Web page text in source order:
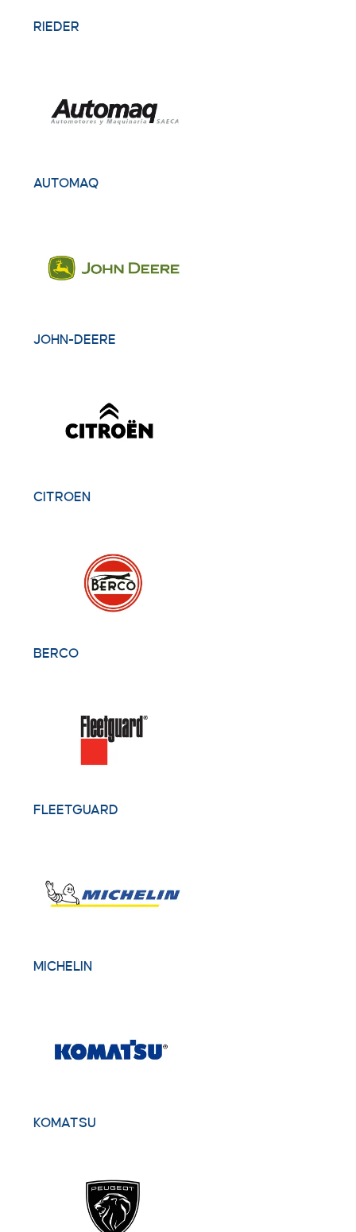
RIEDER
AUTOMAQ
JOHN-DEERE
CITROEN
BERCO
FLEETGUARD
MICHELIN
KOMATSU